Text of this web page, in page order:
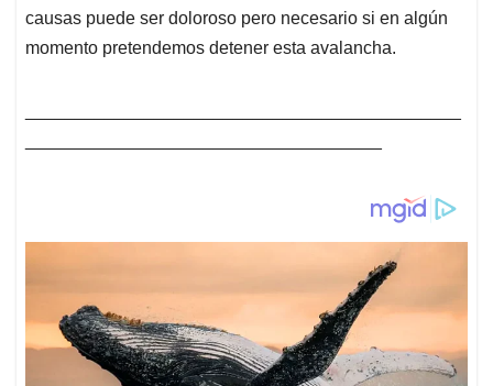
causas puede ser doloroso pero necesario si en algún
momento pretendemos detener esta avalancha.